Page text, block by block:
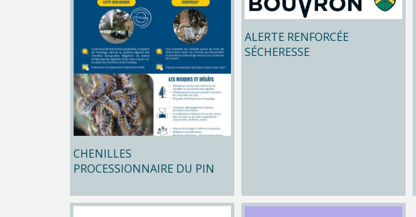
CHENILLES
PROCESSIONNAIRE DU PIN
ALERTE RENFORCÉE
SÉCHERESSE